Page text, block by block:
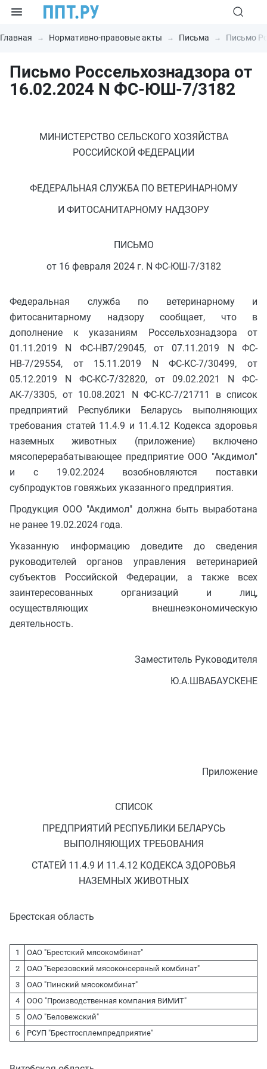
Главная Нормативно-правовые акты Письма Письмо
Письмо Россельхознадзора от
16.02.2024 N ФС-ЮШ-7/3182
МИНИСТЕРСТВО СЕЛЬСКОГО ХОЗЯЙСТВА
РОССИЙСКОЙ ФЕДЕРАЦИИ
ФЕДЕРАЛЬНАЯ СЛУЖБА ПО ВЕТЕРИНАРНОМУ
И ФИТОСАНИТАРНОМУ НАДЗОРУ
ПИСЬМО
от 16 февраля 2024 г. N ФС-ЮШ-7/3182
Федеральная служба по ветеринарному и
фитосанитарному надзору сообщает, что в
дополнение к указаниям Россельхознадзора от
01.11.2019 N ФС-НВ7/29045, от 07.11.2019 N ФС-
НВ-7/29554, от 15.11.2019 N ФС-КС-7/30499, от
05.12.2019 N ФС-КС-7/32820, от 09.02.2021 N ФС-
АК-7/3305, от 10.08.2021 N ФС-КС-7/21711 в список
предприятий Республики Беларусь выполняющих
требования статей 11.4.9 и 11.4.12 Кодекса здоровья
наземных животных (приложение) включено
мясоперерабатывающее предприятие ООО "Акдимол"
и с 19.02.2024 возобновляются поставки
субпродуктов говяжьих указанного предприятия.
Продукция ООО "Акдимол" должна быть выработана
не ранее 19.02.2024 года.
Указанную информацию доведите до сведения
руководителей органов управления ветеринарией
субъектов Российской Федерации, а также всех
заинтересованных организаций и лиц,
осуществляющих внешнеэкономическую
деятельность.
Заместитель Руководителя
Ю.А.ШВАБАУСКЕНЕ
Приложение
СПИСОК
ПРЕДПРИЯТИЙ РЕСПУБЛИКИ БЕЛАРУСЬ
ВЫПОЛНЯЮЩИХ ТРЕБОВАНИЯ
СТАТЕЙ 11.4.9 И 11.4.12 КОДЕКСА ЗДОРОВЬЯ
НАЗЕМНЫХ ЖИВОТНЫХ
Брестская область
1
ОАО "Брестский мясокомбинат"
2
ОАО "Березовский мясоконсервный комбинат"
3
ОАО "Пинский мясокомбинат"
4
ООО "Производственная компания ВИМИТ"
5
ОАО "Беловежский"
6
РСУП "Брестгосплемпредприятие"